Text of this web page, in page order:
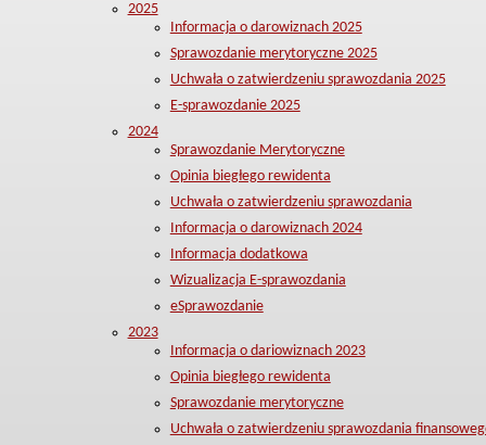
2025
Informacja o darowiznach 2025
Sprawozdanie merytoryczne 2025
Uchwała o zatwierdzeniu sprawozdania 2025
E-sprawozdanie 2025
2024
Sprawozdanie Merytoryczne
Opinia biegłego rewidenta
Uchwała o zatwierdzeniu sprawozdania
Informacja o darowiznach 2024
Informacja dodatkowa
Wizualizacja E-sprawozdania
eSprawozdanie
2023
Informacja o dariowiznach 2023
Opinia biegłego rewidenta
Sprawozdanie merytoryczne
Uchwała o zatwierdzeniu sprawozdania